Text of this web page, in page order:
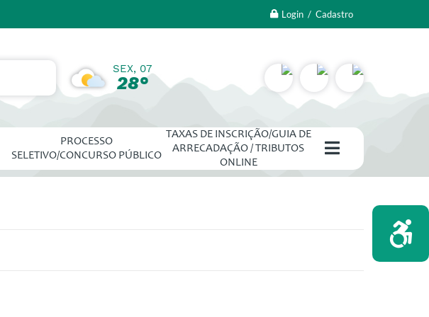
Login / Cadastro
SEX, 07
28°
PROCESSO
SELETIVO/CONCURSO PÚBLICO
TAXAS DE INSCRIÇÃO/GUIA DE
ARRECADAÇÃO / TRIBUTOS
ONLINE